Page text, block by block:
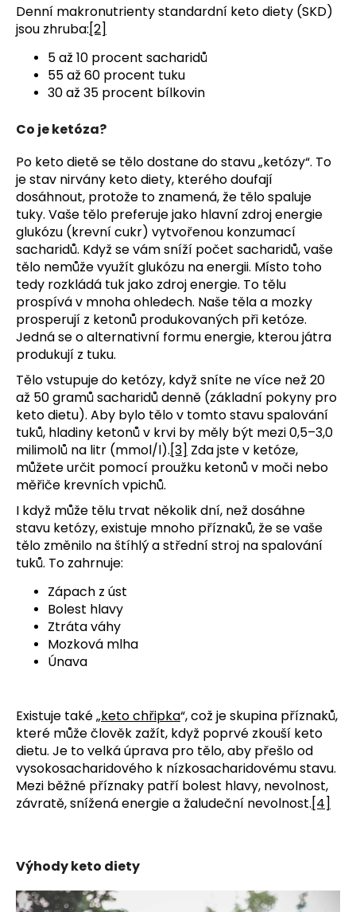
Denní makronutrienty standardní keto diety (SKD)
jsou zhruba:[2]
5 až 10 procent sacharidů
55 až 60 procent tuku
30 až 35 procent bílkovin
Co je ketóza?
Po keto dietě se tělo dostane do stavu „ketózy“. To
je stav nirvány keto diety, kterého doufají
dosáhnout, protože to znamená, že tělo spaluje
tuky. Vaše tělo preferuje jako hlavní zdroj energie
glukózu (krevní cukr) vytvořenou konzumací
sacharidů. Když se vám sníží počet sacharidů, vaše
tělo nemůže využít glukózu na energii. Místo toho
tedy rozkládá tuk jako zdroj energie. To tělu
prospívá v mnoha ohledech. Naše těla a mozky
prosperují z ketonů produkovaných při ketóze.
Jedná se o alternativní formu energie, kterou játra
produkují z tuku.
Tělo vstupuje do ketózy, když sníte ne více než 20
až 50 gramů sacharidů denně (základní pokyny pro
keto dietu). Aby bylo tělo v tomto stavu spalování
tuků, hladiny ketonů v krvi by měly být mezi 0,5–3,0
milimolů na litr (mmol/l).[3] Zda jste v ketóze,
můžete určit pomocí proužku ketonů v moči nebo
měřiče krevních vpichů.
I když může tělu trvat několik dní, než dosáhne
stavu ketózy, existuje mnoho příznaků, že se vaše
tělo změnilo na štíhlý a střední stroj na spalování
tuků. To zahrnuje:
Zápach z úst
Bolest hlavy
Ztráta váhy
Mozková mlha
Únava
Existuje také „keto chřipka“, což je skupina příznaků,
které může člověk zažít, když poprvé zkouší keto
dietu. Je to velká úprava pro tělo, aby přešlo od
vysokosacharidového k nízkosacharidovému stavu.
Mezi běžné příznaky patří bolest hlavy, nevolnost,
závratě, snížená energie a žaludeční nevolnost.[4]
Výhody keto diety